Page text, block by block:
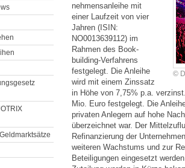
©
nehmens­anleihe mit
einer Laufzeit von vier
Jahren (ISIN:
NO0013639112) im
Rahmen des Book­
building-Verfahrens
festgelegt. Die Anleihe
wird mit einem Zinssatz
in Höhe von 7,75% p.a.
Mio. Euro festgelegt. Die
privaten Anlegern auf hohe
überzeichnet war. Der
Refinanzierung der
weiteren Wachstums und zur
Beteiligungen eingesetzt